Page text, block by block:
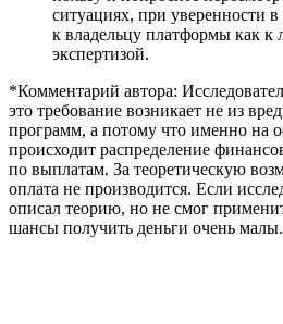
ситуациях, при уверенности в
к владельцу платформы как к
экспертизой.
*Комментарий автора:
это требование возникает не из
программ, а потому что именно на
происходит распределение
по выплатам. За теоретическую
оплата не производится. Если
описал теорию, но не смог
шансы получить деньги очень малы.